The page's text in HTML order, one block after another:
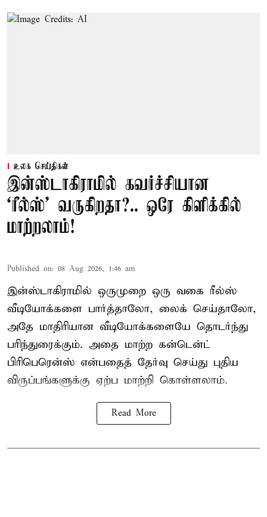
உலக செய்திகள்
இன்ஸ்டாகிராமில் கவர்ச்சியான
‘ரீல்ஸ்’ வருகிறதா?.. ஒரே கிளிக்கில்
மாற்றலாம்!
Published on: 08 Aug 2026, 1:46 am
இன்ஸ்டாகிராமில் ஒருமுறை ஒரு வகை ரீல்ஸ்
வீடியோக்களை பார்த்தாலோ, லைக் செய்தாலோ,
அதே மாதிரியான வீடியோக்களையே தொடர்ந்து
பரிந்துரைக்கும். அதை மாற்ற கன்டென்ட்
பிரிபெரென்ஸ் என்பதைத் தேர்வு செய்து புதிய
விருப்பங்களுக்கு ஏற்ப மாற்றி கொள்ளலாம்.
Read More